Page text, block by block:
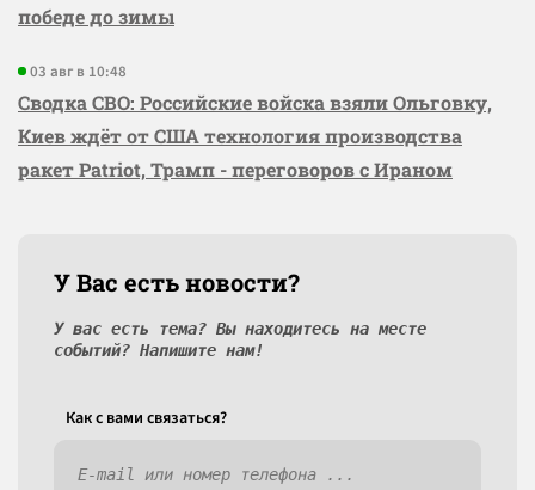
победе до зимы
03 авг в 10:48
Сводка СВО: Российские войска взяли Ольговку,
Киев ждёт от США технология производства
ракет Patriot, Трамп - переговоров с Ираном
У Вас есть новости?
У вас есть тема? Вы находитесь на месте
событий? Напишите нам!
Как c вами связаться?